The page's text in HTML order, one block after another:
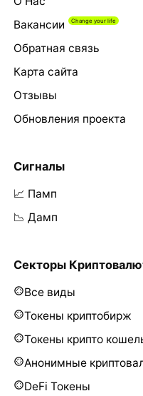
Вакансии
Обратная связь
Карта сайта
Отзывы
Обновления проекта
Сигналы
📈 Памп
📉 Дамп
Секторы
Все виды
Токены криптобирж
Токены крипто
Анонимные
DeFi Токены